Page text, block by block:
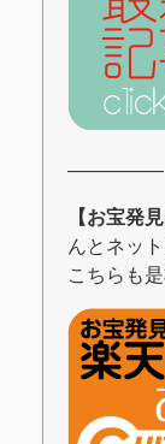
―――――
【お宝発
んとネッ
こちらも